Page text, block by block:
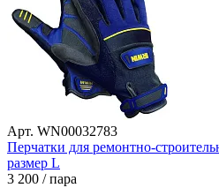
Арт. WN00032783
Перчатки для ремонтно-
размер L
3 200 / пара